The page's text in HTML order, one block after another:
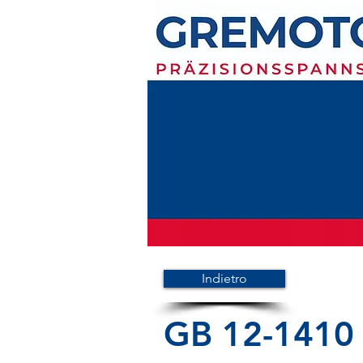
Indietro
GB 12-1410